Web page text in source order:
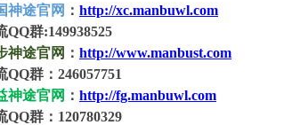
神途官网 ： http://xc.manbuwl.com
QQ群:149938525
神途官网 ： http://www.manbust.com
群：246057751
神途官网 ： http://fg.manbuwl.com
QQ群：120780329